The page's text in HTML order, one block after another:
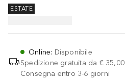
ESTATE
Online: Disponibile
Spedizione gratuita da € 35,00
Consegna entro 3-6 giorni